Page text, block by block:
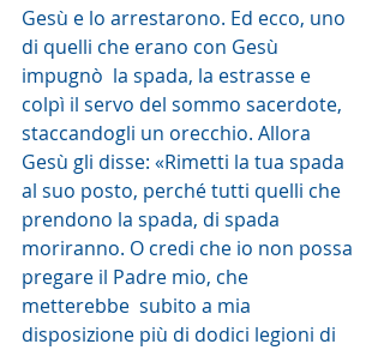
Gesù e lo arrestarono. Ed ecco, uno
di quelli che erano con Gesù
impugnò  la spada, la estrasse e
colpì il servo del sommo sacerdote,
staccandogli un orecchio. Allora
Gesù gli disse: «Rimetti la tua spada
al suo posto, perché tutti quelli che
prendono la spada, di spada
moriranno. O credi che io non possa
pregare il Padre mio, che
metterebbe  subito a mia
disposizione più di dodici legioni di